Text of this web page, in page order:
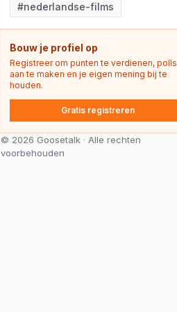
#nederlandse-films
Bouw je profiel op
Registreer om punten te verdienen, polls
aan te maken en je eigen mening bij te
houden.
Gratis registreren
© 2026 Goosetalk · Alle rechten
voorbehouden